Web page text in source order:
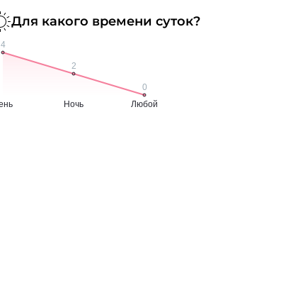
Для какого времени суток?